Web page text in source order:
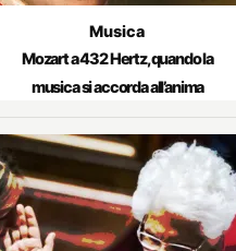
Musica
Mozart a 432 Hertz, quando la
musica si accorda all’anima